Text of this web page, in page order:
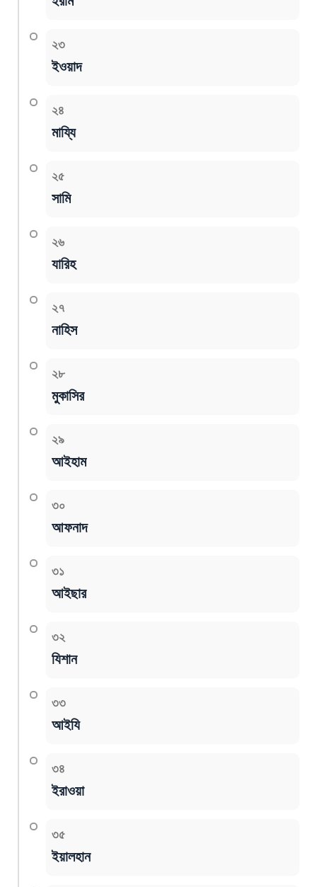
২৩
ইওয়াদ
২৪
মায্যি
২৫
সামি
২৬
যারিহ
২৭
নাহিস
২৮
মুকাসির
২৯
আইহাম
৩০
আফনাদ
৩১
আইছার
৩২
যিশান
৩৩
আইযি
৩৪
ইরাওয়া
৩৫
ইয়ালহান